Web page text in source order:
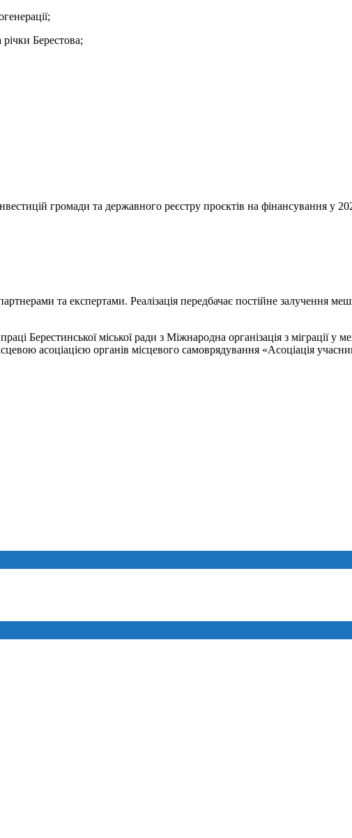
Берестова;
громади та державного реєстру проєктів на фінансування у
та експертами. Реалізація передбачає постійне залучення
Берестинської міської ради з Міжнародна організація з міграції
асоціацією органів місцевого самоврядування «Асоціація